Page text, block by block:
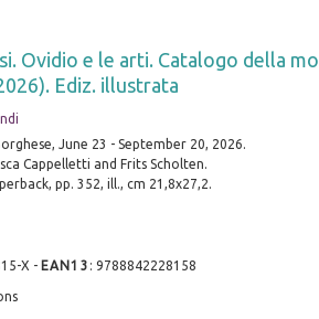
Ovidio e le arti. Catalogo della
Ediz. illustrata
June 23 - September 20, 2026.
Cappelletti and Frits Scholten.
pp. 352, ill., cm 21,8x27,2.
X - EAN13 : 9788842228158